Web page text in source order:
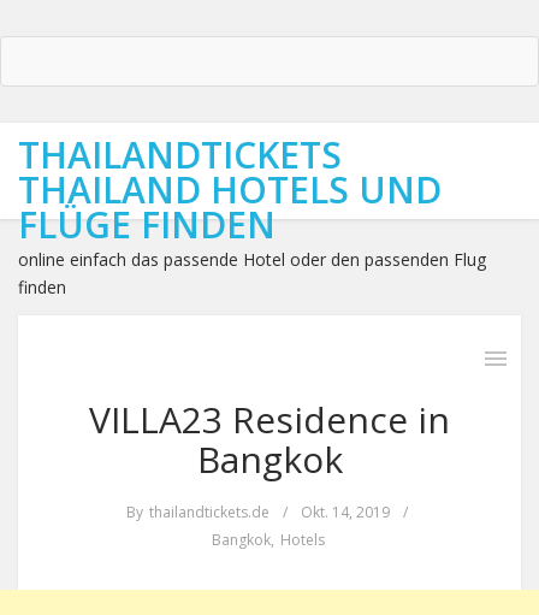
THAILANDTICKETS
THAILAND HOTELS UND
FLÜGE FINDEN
online einfach das passende Hotel oder den passenden Flug
finden
VILLA23 Residence in
Bangkok
By thailandtickets.de / Okt. 14, 2019
/
Bangkok, Hotels